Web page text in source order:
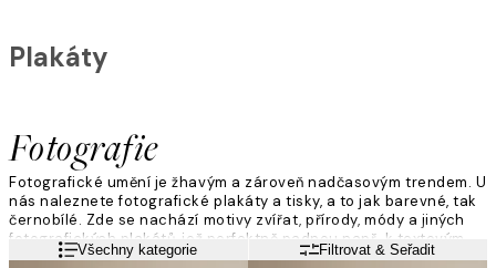
Fotografie
Plakáty
Fotografické umění je žhavým a zároveň nadčasovým trendem. U
nás naleznete fotografické plakáty a tisky, a to jak barevné, tak
černobílé. Zde se nachází motivy zvířat, přírody, módy a jiných
fotografických plakátů, jež perfektně padnou např. k textovým
obrazům.
Přečtěte si víceVšechny kategorie Filtrovat & Seřadit